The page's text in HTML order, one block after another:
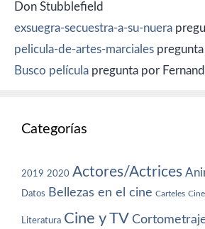
Don Stubblefield
exsuegra-secuestra-a-su-nuera
pelicula-de-artes-marciales
Busco película pregunta por
Categorías
2019 2020 Actores/Actrices
Datos Bellezas en el cine Carteles
Literatura Cine y TV